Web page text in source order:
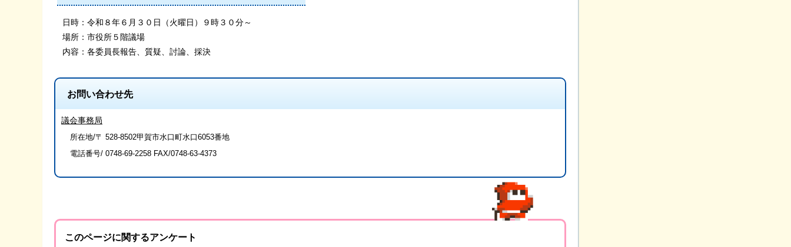
日時：令和８年６月３０日（火曜日）９時３０分～
場所：市役所５階議場
内容：各委員長報告、質疑、討論、採決
お問い合わせ先
議会事務局
所在地/〒 528-8502甲賀市水口町水口6053番地
電話番号/ 0748-69-2258 FAX/0748-63-4373
このページに関するアンケート